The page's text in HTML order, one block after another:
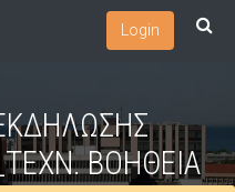
Login
ΒΟΗΘΕΙΑ